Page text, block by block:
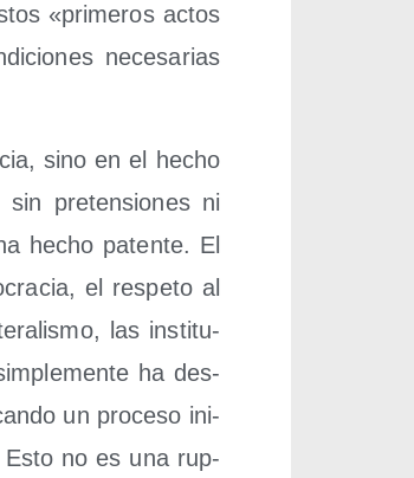
«pri­me­ros actos
nece­sa­rias
sino en el hecho
pre­ten­sio­nes ni
hecho paten­te. El
el res­pe­to al
las ins­ti­tu­
ha des­
un pro­ce­so ini­
Esto no es una rup­